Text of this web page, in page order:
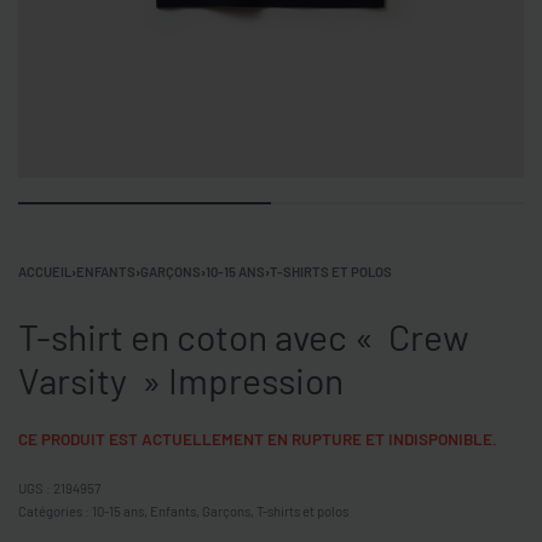
ACCUEIL ›ENFANTS›GARÇONS›10-15 ANS›T-SHIRTS ET POLOS
T-shirt en coton avec « Crew
Varsity » Impression
CE PRODUIT EST ACTUELLEMENT EN RUPTURE ET INDISPONIBLE.
2194957
Catégories :
10-15 ans Enfants Garçons T-shirts et polos